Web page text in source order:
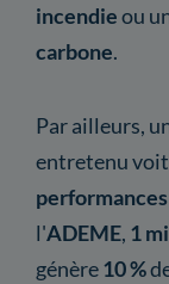
incendieou
carbone.
Par ailleurs,
entretenu
performances
l'ADEME, 1
génère10 %